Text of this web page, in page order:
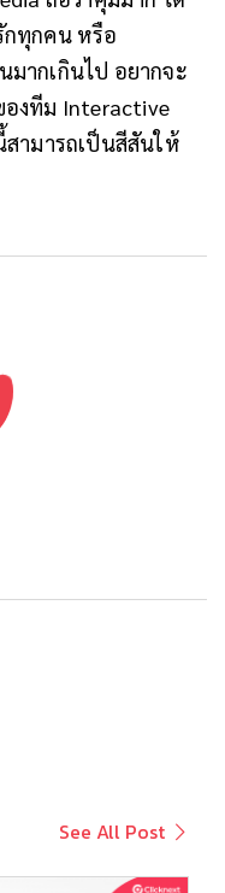
ทุกคน หรือ
มากเกินไป อยากจะ
งทีม Interactive
สามารถเป็นสีสันให้
See All Post